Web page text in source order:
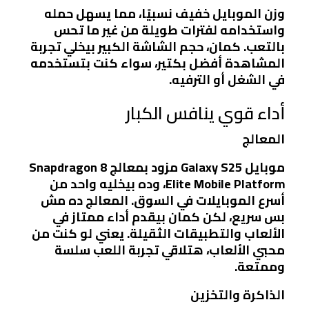
وزن الموبايل خفيف نسبيًا، مما يسهل حمله
واستخدامه لفترات طويلة من غير ما تحس
بالتعب. كمان، حجم الشاشة الكبير بيخلي تجربة
المشاهدة أفضل بكتير، سواء كنت بتستخدمه
في الشغل أو الترفيه.
أداء قوي ينافس الكبار
المعالج
موبايل Galaxy S25 مزود بمعالج
Snapdragon 8
Elite Mobile Platform، وده بيخليه واحد من
أسرع الموبايلات في السوق. المعالج ده مش
بس سريع، لكن كمان بيقدم أداء ممتاز في
الألعاب والتطبيقات الثقيلة. يعني لو كنت من
محبي الألعاب، هتلاقي تجربة اللعب سلسة
وممتعة.
الذاكرة والتخزين